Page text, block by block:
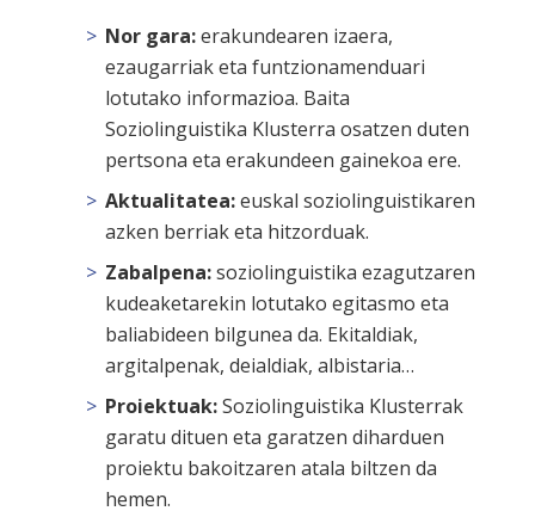
Nor gara:erakundearen izaera,
ezaugarriak eta funtzionamenduari
lotutako informazioa. Baita
Soziolinguistika Klusterra osatzen duten
pertsona eta erakundeen gainekoa ere.
Aktualitatea:euskal soziolinguistikaren
azken berriak eta hitzorduak.
Zabalpena:soziolinguistika ezagutzaren
kudeaketarekin lotutako egitasmo eta
baliabideen bilgunea da. Ekitaldiak,
argitalpenak, deialdiak, albistaria…
Proiektuak:Soziolinguistika Klusterrak
garatu dituen eta garatzen diharduen
proiektu bakoitzaren atala biltzen da
hemen.